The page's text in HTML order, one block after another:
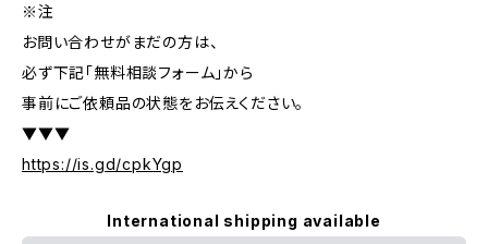
※注
お問い合わせがまだの方は、
必ず下記「無料相談フォーム」から
事前にご依頼品の状態をお伝えください。
▼▼▼
https://is.gd/cpkYgp
International shipping available